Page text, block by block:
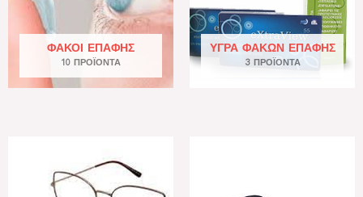
ΦΑΚΟΊ ΕΠΑΦΉΣ
10 ΠΡΟΪΌΝΤΑ
ΥΓΡΆ ΦΑΚΏΝ ΕΠΑΦΉΣ
3 ΠΡΟΪΌΝΤΑ